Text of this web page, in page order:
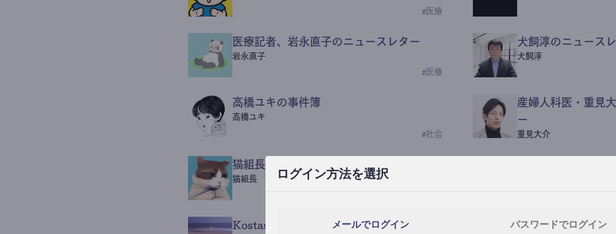
ログイン方法を選択
メールでログイン パスワードでログイン
# 医療
医療記者、岩永直子のニュースレター
岩永直子
# 医療
犬飼淳のニュース
犬飼淳
高橋ユキの事件簿
高橋ユキ
#社会
産婦人科医・重見
ー
重見大介
猫組長POST
猫組長
なつなつ（化粧品・皮膚
Kostas Beauty News ｺｯｶﾗSaaS